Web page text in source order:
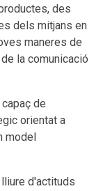
des
dels mitjans en
maneres de
la comunicació
de
orientat a
model
d'actituds